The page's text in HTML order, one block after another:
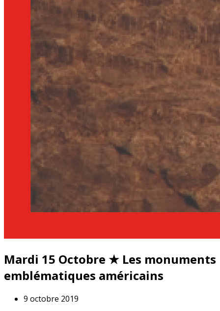
Mardi 15 Octobre ★ Les monuments
emblématiques américains
9 octobre 2019